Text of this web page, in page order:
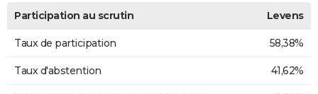
Participation au scrutin Levens
Taux de participation 58,38%
Taux d'abstention 41,62%